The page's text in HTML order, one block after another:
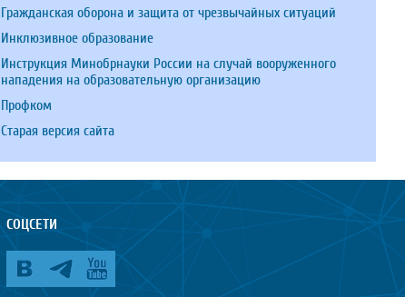
Гражданская оборона и защита от чрезвычайных ситуаций
Инклюзивное образование
Инструкция Минобрнауки России на случай вооруженного
нападения на образовательную организацию
Профком
Старая версия сайта
СОЦСЕТИ